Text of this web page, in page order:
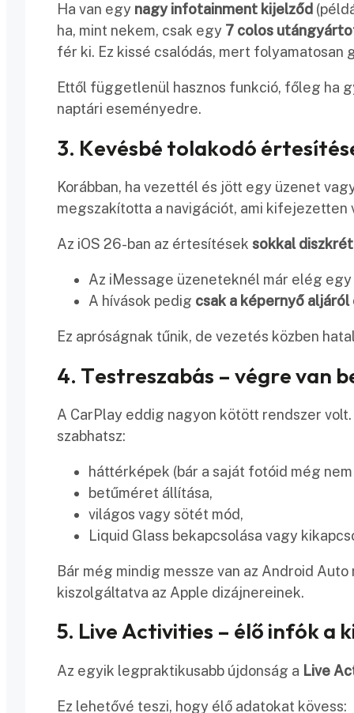
Ha van egy nagy infotainment kijelződ
ha, mint nekem, csak egy 7 colos
fér ki. Ez kissé csalódás, mert folyamatosan
Ettől függetlenül hasznos funkció, főleg ha
naptári eseményedre.
3. Kevésbé tolakodó
Korábban, ha vezettél és jött egy üzenet
megszakította a navigációt, ami kifejezetten
Az iOS 26-ban az értesítések sokkal
Az iMessage üzeneteknél már elég egy
A hívások pedig csak a képernyő aljáról
Ez apróságnak tűnik, de vezetés közben
4. Testreszabás – végre van
A CarPlay eddig nagyon kötött rendszer
szabhatsz:
háttérképek (bár a saját fotóid még
betűméret állítása,
világos vagy sötét mód,
Liquid Glass bekapcsolása vagy
Bár még mindig messze van az Android
kiszolgáltatva az Apple dizájnereinek.
5. Live Activities – élő infók a
Az egyik legpraktikusabb újdonság a Live
Ez lehetővé teszi, hogy élő adatokat kövess: